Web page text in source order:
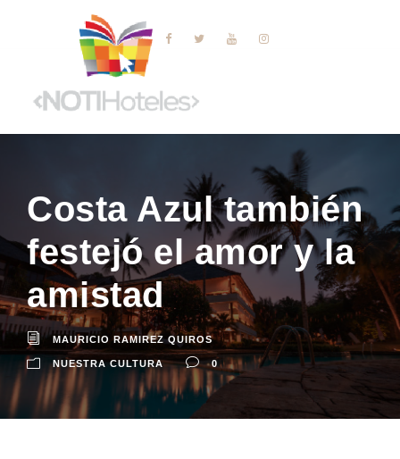
Costa Azul también
festejó el amor y la
amistad
MAURICIO RAMIREZ QUIROS
NUESTRA CULTURA 0